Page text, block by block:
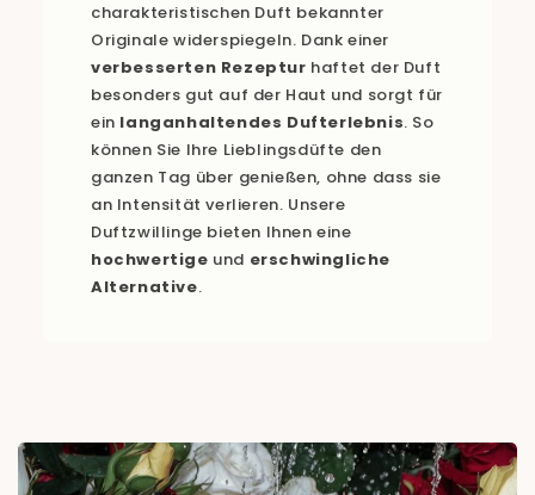
charakteristischen Duft bekannter
Originale widerspiegeln. Dank einer
verbesserten Rezeptur haftet der Duft
besonders gut auf der Haut und sorgt für
ein langanhaltendes Dufterlebnis. So
können Sie Ihre Lieblingsdüfte den
ganzen Tag über genießen, ohne dass sie
an Intensität verlieren. Unsere
Duftzwillinge bieten Ihnen eine
hochwertige und erschwingliche
Alternative.